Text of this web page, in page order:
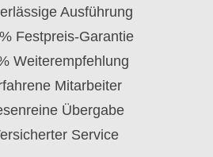
Ausführung
Festpreis-Garantie
Weiterempfehlung
Mitarbeiter
Übergabe
Service